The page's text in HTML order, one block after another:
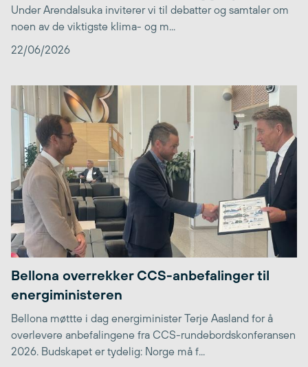
Under Arendalsuka inviterer vi til debatter og samtaler om
noen av de viktigste klima- og m...
22/06/2026
Bellona overrekker CCS-anbefalinger til
energiministeren
Bellona møttte i dag energiminister Terje Aasland for å
overlevere anbefalingene fra CCS-rundebordskonferansen
2026. Budskapet er tydelig: Norge må f...